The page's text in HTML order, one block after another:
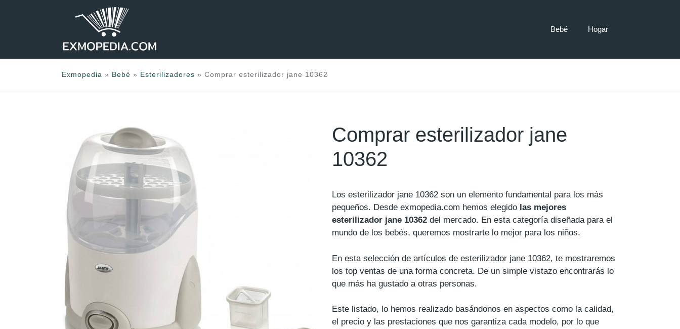
Bebé Hogar
Exmopedia » Bebé » Esterilizadores » Comprar esterilizador jane 10362
Comprar esterilizador jane
10362
Los esterilizador jane 10362 son un elemento fundamental para los más
pequeños. Desde exmopedia.com hemos elegido las mejores
esterilizador jane 10362 del mercado. En esta categoría diseñada para el
mundo de los bebés, queremos mostrarte lo mejor para los niños.
En esta selección de artículos de esterilizador jane 10362, te mostraremos
los top ventas de una forma concreta. De un simple vistazo encontrarás lo
que más ha gustado a otras personas.
Este listado, lo hemos realizado basándonos en aspectos como la calidad,
el precio y las prestaciones que nos garantiza cada modelo, por lo que